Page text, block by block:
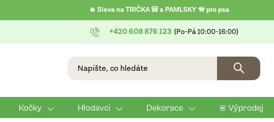
🔥 Sleva na TRIČKA 🎒 a PAMLSKY 🦮 pro psa
+420 608 876 123
Kočky Hlodavci Dekorace 🚨 Výprodej